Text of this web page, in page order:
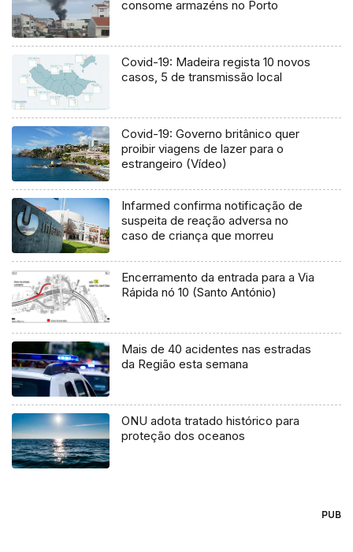
consome armazéns no Porto
Covid-19: Madeira regista 10 novos
casos, 5 de transmissão local
Covid-19: Governo britânico quer
proibir viagens de lazer para o
estrangeiro (Vídeo)
Infarmed confirma notificação de
suspeita de reação adversa no
caso de criança que morreu
Encerramento da entrada para a Via
Rápida nó 10 (Santo António)
Mais de 40 acidentes nas estradas
da Região esta semana
ONU adota tratado histórico para
proteção dos oceanos
PUB